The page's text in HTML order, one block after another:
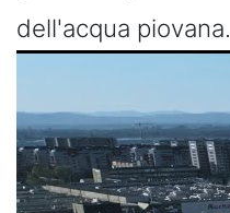
dell'acqua piovana.